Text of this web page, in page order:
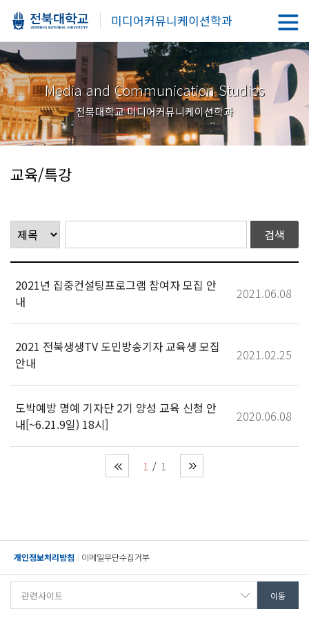
미디어커뮤니케이션학과
Media and Communication Studies
전북대학교 미디어커뮤니케이션학과
교육/특강
2021년 집중컨설팅프로그램 참여자 모집 안
내
2021.06.08
2021 전북생생TV 도민방송기자 교육생 모집
안내
2021.02.25
도박예방 명예 기자단 2기 양성 교육 신청 안
내[~6.21.9일) 18시]
2020.06.08
1 1
개인정보처리방침 이메일무단수집거부